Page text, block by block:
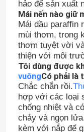
hảo để sản xuất
Mái nến nào giữ
Mái dầu paraffin
mùi thơm, trong
thơm tuyệt vời
thiện với môi
Tôi dùng được
vuôngCó phải là
Chắc chắn rồi.
hợp với các loại
chống nhiệt và
chảy và ngọn
kèm với nắp để